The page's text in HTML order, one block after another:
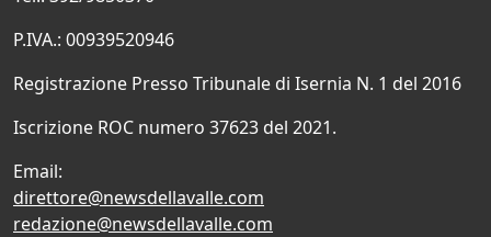
P.IVA.: 00939520946
Registrazione Presso Tribunale di Isernia N. 1 del 2016
Iscrizione ROC numero 37623 del 2021.
Email:
direttore@newsdellavalle.com
redazione@newsdellavalle.com